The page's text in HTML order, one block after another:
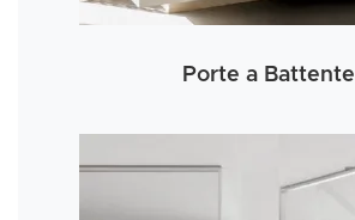
Porte a Battente